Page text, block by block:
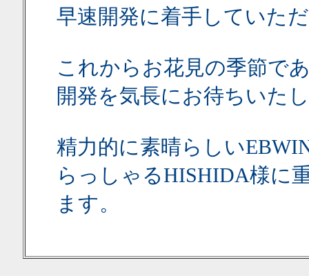
早速開発に着手していた
これからお花見の季節で
開発を気長にお待ちいた
精力的に素晴らしい
らっしゃるHISHIDA様に
ます。